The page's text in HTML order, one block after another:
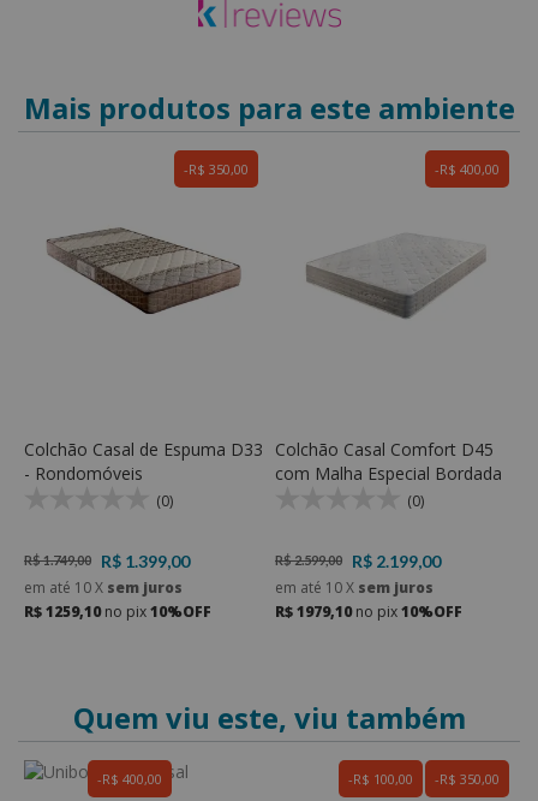
Mais produtos para este ambiente
R$ 350,00
Colchão Casal de Espuma D33
- Rondomóveis
(0)
R$ 1.749,00
R$ 1.399,00
em até 10X sem juros
R$ 1259,10no pix10%OFF
R$ 400,00
Colchão Casal Comfort D45
com Malha Especial Bordada
(0)
R$ 2.599,00
R$ 2.199,00
em até 10X sem juros
R$ 1979,10no pix10%OFF
Quem viu este, viu também
R$ 400,00 R$ 100,00 R$ 350,00